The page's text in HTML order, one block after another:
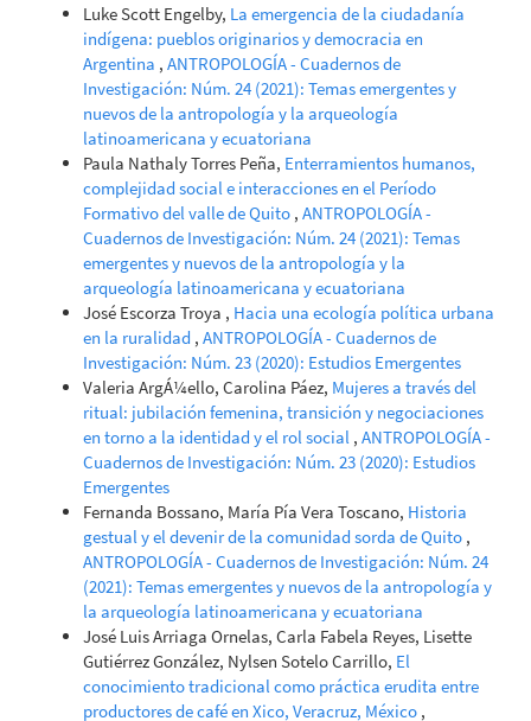
Luke Scott Engelby, La emergencia de la ciudadanía
indígena: pueblos originarios y democracia en
Argentina , ANTROPOLOGÍA - Cuadernos de
Investigación: Núm. 24 (2021): Temas emergentes y
nuevos de la antropología y la arqueología
latinoamericana y ecuatoriana
Paula Nathaly Torres Peña, Enterramientos humanos,
complejidad social e interacciones en el Período
Formativo del valle de Quito , ANTROPOLOGÍA -
Cuadernos de Investigación: Núm. 24 (2021): Temas
emergentes y nuevos de la antropología y la
arqueología latinoamericana y ecuatoriana
José Escorza Troya , Hacia una ecología política urbana
en la ruralidad , ANTROPOLOGÍA - Cuadernos de
Investigación: Núm. 23 (2020): Estudios Emergentes
Valeria ArgÁ¼ello, Carolina Páez, Mujeres a través del
ritual: jubilación femenina, transición y negociaciones
en torno a la identidad y el rol social , ANTROPOLOGÍA -
Cuadernos de Investigación: Núm. 23 (2020): Estudios
Emergentes
Fernanda Bossano, María Pía Vera Toscano, Historia
gestual y el devenir de la comunidad sorda de Quito ,
ANTROPOLOGÍA - Cuadernos de Investigación: Núm. 24
(2021): Temas emergentes y nuevos de la antropología y
la arqueología latinoamericana y ecuatoriana
José Luis Arriaga Ornelas, Carla Fabela Reyes, Lisette
Gutiérrez González, Nylsen Sotelo Carrillo, El
conocimiento tradicional como práctica erudita entre
productores de café en Xico, Veracruz, México ,